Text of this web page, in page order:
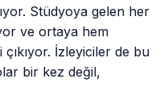
Stüdyoya gelen her
ve ortaya hem
İzleyiciler de bu
bir kez değil,